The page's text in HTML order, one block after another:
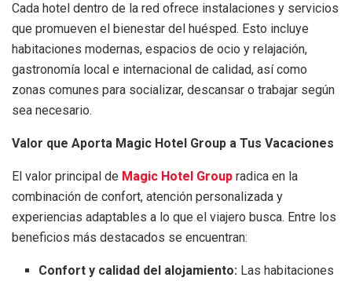
Cada hotel dentro de la red ofrece instalaciones y servicios
que promueven el bienestar del huésped. Esto incluye
habitaciones modernas, espacios de ocio y relajación,
gastronomía local e internacional de calidad, así como
zonas comunes para socializar, descansar o trabajar según
sea necesario.
Valor que Aporta Magic Hotel Group a Tus Vacaciones
El valor principal de Magic Hotel Group radica en la
combinación de confort, atención personalizada y
experiencias adaptables a lo que el viajero busca. Entre los
beneficios más destacados se encuentran:
Confort y calidad del alojamiento: Las habitaciones